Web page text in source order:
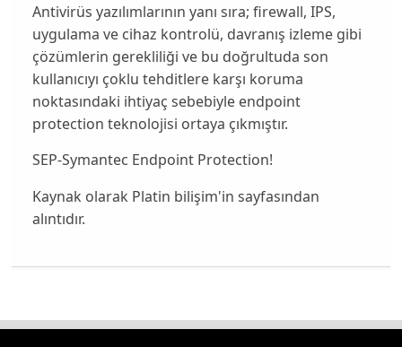
Antivirüs yazılımlarının yanı sıra; firewall, IPS,
uygulama ve cihaz kontrolü, davranış izleme gibi
çözümlerin gerekliliği ve bu doğrultuda son
kullanıcıyı çoklu tehditlere karşı koruma
noktasındaki ihtiyaç sebebiyle endpoint
protection teknolojisi ortaya çıkmıştır.
SEP-Symantec Endpoint Protection!
Kaynak olarak Platin bilişim'in sayfasından
alıntıdır.